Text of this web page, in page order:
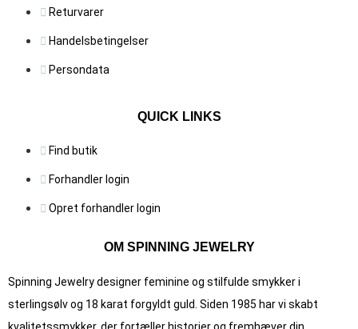
Returvarer
Handelsbetingelser
Persondata
QUICK LINKS
Find butik
Forhandler login
Opret forhandler login
OM SPINNING JEWELRY
Spinning Jewelry designer feminine og stilfulde smykker i
sterlingsølv og 18 karat forgyldt guld. Siden 1985 har vi skabt